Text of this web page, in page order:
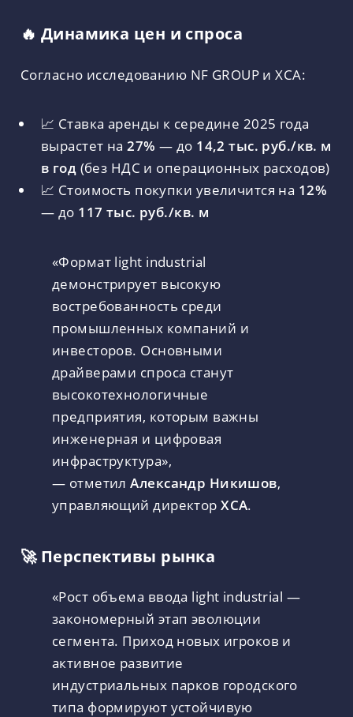
🔥 Динамика цен и спроса
Согласно исследованию NF GROUP и ХСА:
📈 Ставка аренды к середине 2025 года
вырастет на27% — до 14,2 тыс. руб./кв. м
в год (без НДС и операционных расходов)
📈 Стоимость покупки увеличится на 12%
— до 117 тыс. руб./кв. м
«Формат light industrial
демонстрирует высокую
востребованность среди
промышленных компаний и
инвесторов. Основными
драйверами спроса станут
высокотехнологичные
предприятия, которым важны
инженерная и цифровая
инфраструктура»,
— отметилАлександр Никишов,
управляющий директорХСА.
🚀 Перспективы рынка
«Рост объема ввода light industrial —
закономерный этап эволюции
сегмента. Приход новых игроков и
активное развитие
индустриальных парков городского
типа формируют устойчивую